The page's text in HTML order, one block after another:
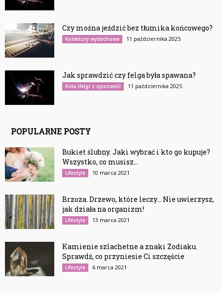
Czy można jeździć bez tłumika końcowego?
Kolektory wydechowe 11 października 2025
Jak sprawdzić czy felga była spawana?
Koła (felgi z oponami) 11 października 2025
POPULARNE POSTY
Bukiet ślubny. Jaki wybrać i kto go kupuje?
Wszystko, co musisz...
Lifestyle 10 marca 2021
Brzoza. Drzewo, które leczy… Nie uwierzysz,
jak działa na organizm!
Lifestyle 13 marca 2021
Kamienie szlachetne a znaki Zodiaku.
Sprawdź, co przyniesie Ci szczęście
Lifestyle 6 marca 2021